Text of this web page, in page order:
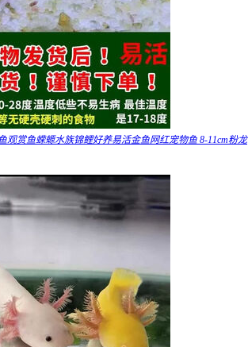
观赏鱼蝾螈水族锦鲤好养易活金鱼网红宠物鱼 8-11cm粉龙